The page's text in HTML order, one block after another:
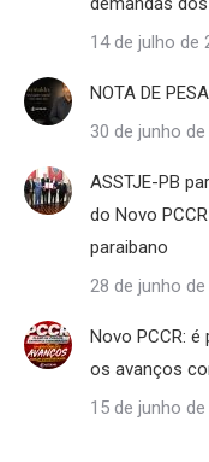
14 de julho de
NOTA DE
30 de junho de
ASSTJE-PB
do Novo
paraibano
28 de junho de
Novo PCCR:
os avanços
15 de junho de